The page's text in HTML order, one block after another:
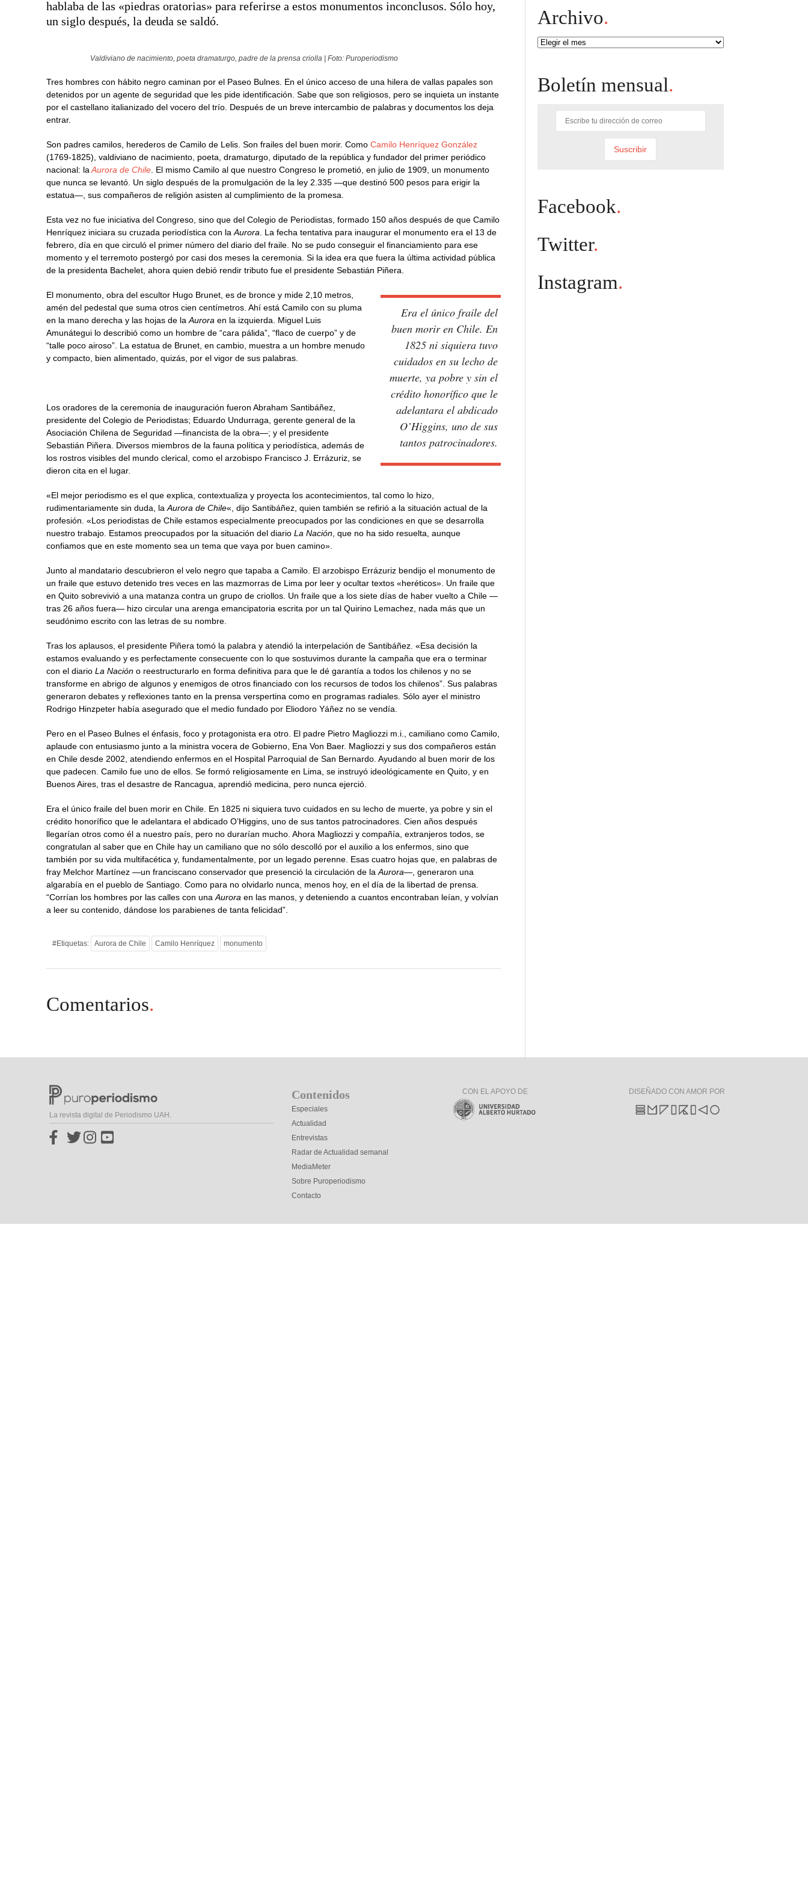
hablaba de las «piedras oratorias» para referirse a estos monumentos inconclusos. Sólo hoy,
un siglo después, la deuda se saldó.
Valdiviano de nacimiento, poeta dramaturgo, padre de la prensa criolla | Foto: Puroperiodismo
Tres hombres con hábito negro caminan por el Paseo Bulnes. En el único acceso de una hilera de vallas papales son
detenidos por un agente de seguridad que les pide identificación. Sabe que son religiosos, pero se inquieta un instante
por el castellano italianizado del vocero del trío. Después de un breve intercambio de palabras y documentos los deja
entrar.
Son padres camilos, herederos de Camilo de Lelis. Son frailes del buen morir. ComoCamilo Henríquez González
(1769-1825), valdiviano de nacimiento, poeta, dramaturgo, diputado de la república y fundador del primer periódico
nacional: la Aurora de Chile . El mismo Camilo al que nuestro Congreso le prometió, en julio de 1909, un monumento
que nunca se levantó. Un siglo después de la promulgación de la ley 2.335 —que destinó 500 pesos para erigir la
estatua—, sus compañeros de religión asisten al cumplimiento de la promesa.
Esta vez no fue iniciativa del Congreso, sino que del Colegio de Periodistas, formado 150 años después de que Camilo
Henríquez iniciara su cruzada periodística con laAurora . La fecha tentativa para inaugurar el monumento era el 13 de
febrero, día en que circuló el primer número del diario del fraile. No se pudo conseguir el financiamiento para ese
momento y el terremoto postergó por casi dos meses la ceremonia. Si la idea era que fuera la última actividad pública
de la presidenta Bachelet, ahora quien debió rendir tributo fue el presidente Sebastián Piñera.
Era el único fraile del
buen morir en Chile. En
1825 ni siquiera tuvo
cuidados en su lecho de
muerte, ya pobre y sin el
crédito honorífico que le
adelantara el abdicado
O’Higgins, uno de sus
tantos patrocinadores.
El monumento, obra del escultor Hugo Brunet, es de bronce y mide 2,10 metros,
amén del pedestal que suma otros cien centímetros. Ahí está Camilo con su pluma
en la mano derecha y las hojas de laAuroraen la izquierda. Miguel Luis
Amunátegui lo describió como un hombre de “cara pálida”, “flaco de cuerpo” y de
“talle poco airoso”. La estatua de Brunet, en cambio, muestra a un hombre menudo
y compacto, bien alimentado, quizás, por el vigor de sus palabras.
Los oradores de la ceremonia de inauguración fueron Abraham Santibáñez,
presidente del Colegio de Periodistas; Eduardo Undurraga, gerente general de la
Asociación Chilena de Seguridad —financista de la obra—; y el presidente
Sebastián Piñera. Diversos miembros de la fauna política y periodística, además de
los rostros visibles del mundo clerical, como el arzobispo Francisco J. Errázuriz, se
dieron cita en el lugar.
«El mejor periodismo es el que explica, contextualiza y proyecta los acontecimientos, tal como lo hizo,
rudimentariamente sin duda, laAurora de Chile«, dijo Santibáñez, quien también se refirió a la situación actual de la
profesión. «Los periodistas de Chile estamos especialmente preocupados por las condiciones en que se desarrolla
nuestro trabajo. Estamos preocupados por la situación del diarioLa Nación , que no ha sido resuelta, aunque
confiamos que en este momento sea un tema que vaya por buen camino».
Junto al mandatario descubrieron el velo negro que tapaba a Camilo. El arzobispo Errázuriz bendijo el monumento de
un fraile que estuvo detenido tres veces en las mazmorras de Lima por leer y ocultar textos «heréticos». Un fraile que
en Quito sobrevivió a una matanza contra un grupo de criollos. Un fraile que a los siete días de haber vuelto a Chile —
tras 26 años fuera— hizo circular una arenga emancipatoria escrita por un tal Quirino Lemachez, nada más que un
seudónimo escrito con las letras de su nombre.
Tras los aplausos, el presidente Piñera tomó la palabra y atendió la interpelación de Santibáñez. «Esa decisión la
estamos evaluando y es perfectamente consecuente con lo que sostuvimos durante la campaña que era o terminar
con el diarioLa Nación o reestructurarlo en forma definitiva para que le dé garantía a todos los chilenos y no se
transforme en abrigo de algunos y enemigos de otros financiado con los recursos de todos los chilenos”. Sus palabras
generaron debates y reflexiones tanto en la prensa verspertina como en programas radiales. Sólo ayer el ministro
Rodrigo Hinzpeter había asegurado que el medio fundado por Eliodoro Yáñez no se vendía.
Pero en el Paseo Bulnes el énfasis, foco y protagonista era otro. El padre Pietro Magliozzi m.i., camiliano como Camilo,
aplaude con entusiasmo junto a la ministra vocera de Gobierno, Ena Von Baer. Magliozzi y sus dos compañeros están
en Chile desde 2002, atendiendo enfermos en el Hospital Parroquial de San Bernardo. Ayudando al buen morir de los
que padecen. Camilo fue uno de ellos. Se formó religiosamente en Lima, se instruyó ideológicamente en Quito, y en
Buenos Aires, tras el desastre de Rancagua, aprendió medicina, pero nunca ejerció.
Era el único fraile del buen morir en Chile. En 1825 ni siquiera tuvo cuidados en su lecho de muerte, ya pobre y sin el
crédito honorífico que le adelantara el abdicado O’Higgins, uno de sus tantos patrocinadores. Cien años después
llegarían otros como él a nuestro país, pero no durarían mucho. Ahora Magliozzi y compañía, extranjeros todos, se
congratulan al saber que en Chile hay un camiliano que no sólo descolló por el auxilio a los enfermos, sino que
también por su vida multifacética y, fundamentalmente, por un legado perenne. Esas cuatro hojas que, en palabras de
fray Melchor Martínez —un franciscano conservador que presenció la circulación de laAurora—, generaron una
algarabía en el pueblo de Santiago. Como para no olvidarlo nunca, menos hoy, en el día de la libertad de prensa.
“Corrían los hombres por las calles con unaAuroraen las manos, y deteniendo a cuantos encontraban leían, y volvían
a leer su contenido, dándose los parabienes de tanta felicidad”.
#Etiquetas: Aurora de Chile Camilo Henríquez monumento
Comentarios.
Archivo.
Archivo
Boletín mensual.
Facebook.
Twitter.
Instagram.
La revista digital de Periodismo UAH.
Contenidos
Especiales
Actualidad
Entrevistas
Radar de Actualidad semanal
MediaMeter
Sobre Puroperiodismo
Contacto
CON EL APOYO DE DISEÑADO CON AMOR POR